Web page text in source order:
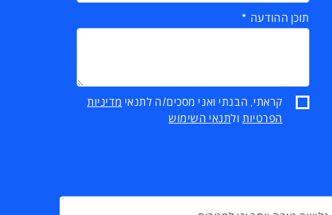
תוכן ההודעה
קראתי, הבנתי ואני מסכים/ה לתנאי מדיניות
הפרטיותולתנאי השימוש